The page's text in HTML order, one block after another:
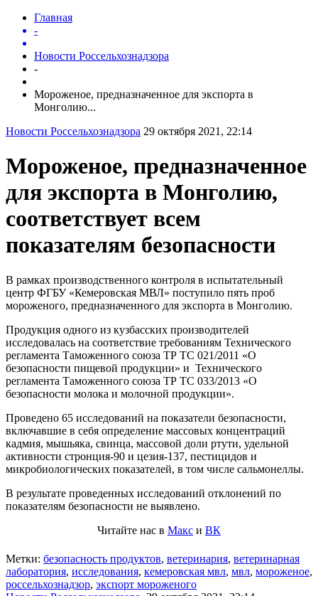
Главная
-
Новости Россельхознадзора
-
Мороженое, предназначенное для экспорта в
Монголию...
Новости Россельхознадзора 29 октября 2021, 22:14
Мороженое, предназначенное
для экспорта в Монголию,
соответствует всем
показателям безопасности
В рамках производственного контроля в испытательный
центр ФГБУ «Кемеровская МВЛ» поступило пять проб
мороженого, предназначенного для экспорта в Монголию.
Продукция одного из кузбасских производителей
исследовалась на соответствие требованиям Технического
регламента Таможенного союза ТР ТС 021/2011 «О
безопасности пищевой продукции» и Технического
регламента Таможенного союза ТР ТС 033/2013 «О
безопасности молока и молочной продукции».
Проведено 65 исследований на показатели безопасности,
включавшие в себя определение массовых концентраций
кадмия, мышьяка, свинца, массовой доли ртути, удельной
активности стронция-90 и цезия-137, пестицидов и
микробиологических показателей, в том числе сальмонеллы.
В результате проведенных исследований отклонений по
показателям безопасности не выявлено.
Читайте нас в Макс и ВК
Метки: безопасность продуктов, ветеринария, ветеринарная
лаборатория, исследования, кемеровская мвл, мвл, мороженое,
россельхознадзор, экспорт мороженого